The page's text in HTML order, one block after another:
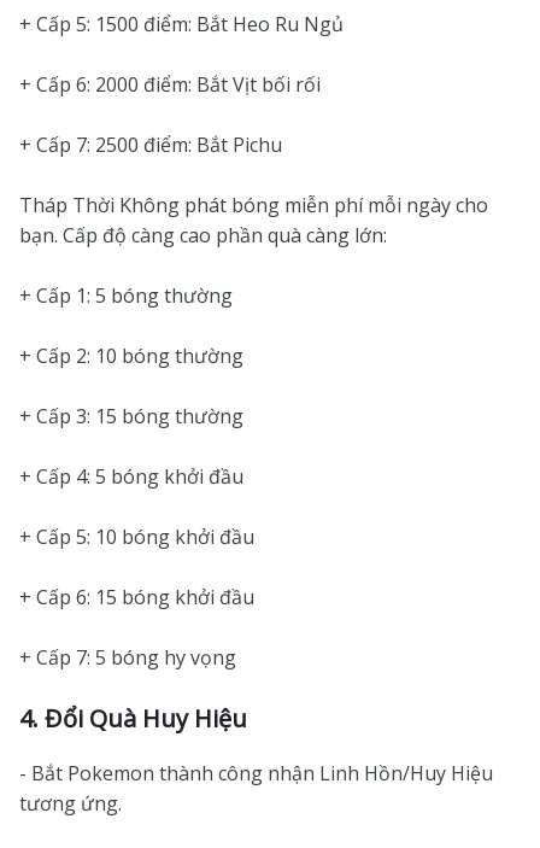
+ Cấp 5: 1500 điểm: Bắt Heo Ru Ngủ
+ Cấp 6: 2000 điểm: Bắt Vịt bối rối
+ Cấp 7: 2500 điểm: Bắt Pichu
Tháp Thời Không phát bóng miễn phí mỗi ngày cho
bạn. Cấp độ càng cao phần quà càng lớn:
+ Cấp 1: 5 bóng thường
+ Cấp 2: 10 bóng thường
+ Cấp 3: 15 bóng thường
+ Cấp 4: 5 bóng khởi đầu
+ Cấp 5: 10 bóng khởi đầu
+ Cấp 6: 15 bóng khởi đầu
+ Cấp 7: 5 bóng hy vọng
4. Đổi Quà Huy Hiệu
- Bắt Pokemon thành công nhận Linh Hồn/Huy Hiệu
tương ứng.